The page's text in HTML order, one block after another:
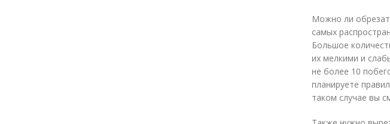
Можно ли
самых
Большое
их мелкими и
не более 10
планируете
таком случае вы